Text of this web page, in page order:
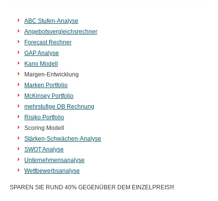
ABC Stufen-Analyse
Angebotsvergleichsrechner
Forecast Rechner
GAP Analyse
Kano Modell
Margen-Entwicklung
Marken Portfolio
McKinsey Portfolio
mehrstufige DB Rechnung
Risiko Portfolio
Scoring Modell
Stärken-Schwächen-Analyse
SWOT Analyse
Unternehmensanalyse
Wettbewerbsanalyse
SPAREN SIE RUND 40% GEGENÜBER DEM EINZELPREIS!!!